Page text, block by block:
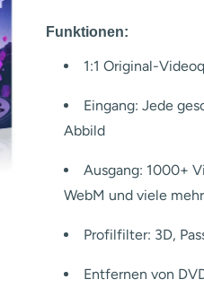
Funktionen:
1:1 Original-
Eingang: Jede
Abbild
Ausgang: 1000+
WebM und viele mehr
Profilfilter: 3D,
Entfernen von